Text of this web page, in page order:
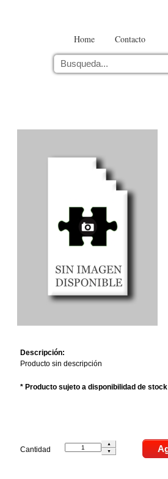
Home Contacto
Descripción:
Producto sin descripción
* Producto sujeto a disponibilidad de stock
Cantidad